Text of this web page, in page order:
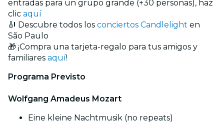
entradas para un grupo grande (+30 personas), haz
clic aquí
🎻 Descubre todos los conciertos Candlelight en
São Paulo
🎁 ¡Compra una tarjeta-regalo para tus amigos y
familiares aquí!
Programa Previsto
Wolfgang Amadeus Mozart
Eine kleine Nachtmusik (no repeats)